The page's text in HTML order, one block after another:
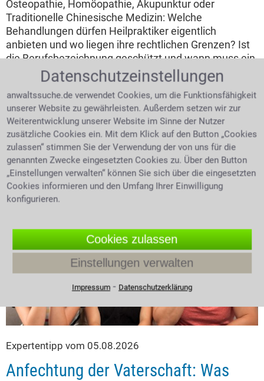
Osteopathie, Homöopathie, Akupunktur oder
Traditionelle Chinesische Medizin: Welche
Behandlungen dürfen Heilpraktiker eigentlich
anbieten und wo liegen ihre rechtlichen Grenzen? Ist
die Berufsbezeichnung geschützt und wann muss ein
Patient an einen Arzt verwiesen werden? Was gilt,
wenn eine falsche Diagnose, eine ungeeignete
Therapie oder mangelnde Aufklärung zu
gesundheitlichen Schäden führt? Und unter welchen
Voraussetzungen können Betroffene Schadensersatz
und Schmerzensgeld verlangen?
4.0 /5(694 Bewertungen)
Expertentipp vom 05.08.2026
Anfechtung der Vaterschaft: Was
Datenschutzeinstellungen
anwaltssuche.de verwendet Cookies, um die Funktionsfähigkeit
unserer Website zu gewährleisten. Außerdem setzen wir zur
Weiterentwicklung unserer Website im Sinne der Nutzer
zusätzliche Cookies ein. Mit dem Klick auf den Button „Cookies
zulassen“ stimmen Sie der Verwendung der von uns für die
genannten Zwecke eingesetzten Cookies zu. Über den Button
„Einstellungen verwalten“ können Sie sich über die eingesetzten
Cookies informieren und den Umfang Ihrer Einwilligung
konfigurieren.
Cookies zulassen
Einstellungen verwalten
Impressum⁃ Datenschutzerklärung